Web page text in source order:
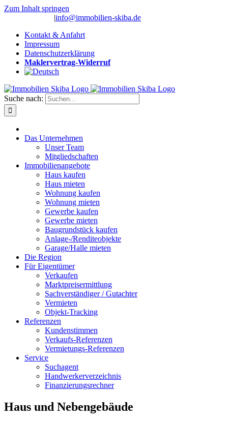
Zum Inhalt springen
|info@immobilien-skiba.de
Kontakt & Anfahrt
Impressum
Datenschutzerklärung
Maklervertrag-Widerruf
Suche nach:
Das Unternehmen
Unser Team
Mitgliedschaften
Immobilienangebote
Haus kaufen
Haus mieten
Wohnung kaufen
Wohnung mieten
Gewerbe kaufen
Gewerbe mieten
Baugrundstück kaufen
Anlage-/Renditeobjekte
Garage/Halle mieten
Die Region
Für Eigentümer
Verkaufen
Marktpreisermittlung
Sachverständiger / Gutachter
Vermieten
Objekt-Tracking
Referenzen
Kundenstimmen
Verkaufs-Referenzen
Vermietungs-Referenzen
Service
Suchagent
Handwerkerverzeichnis
Finanzierungsrechner
Haus und Nebengebäude